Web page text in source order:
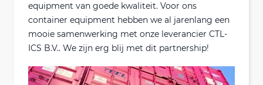
equipment van goede kwaliteit. Voor ons
container equipment hebben we al jarenlang een
mooie samenwerking met onze leverancier CTL-
ICS B.V.. We zijn erg blij met dit partnership!